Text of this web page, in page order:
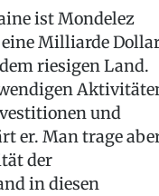
ist Mondelez
Milliarde
riesigen Land.
und
er. Man trage
der
in diesen